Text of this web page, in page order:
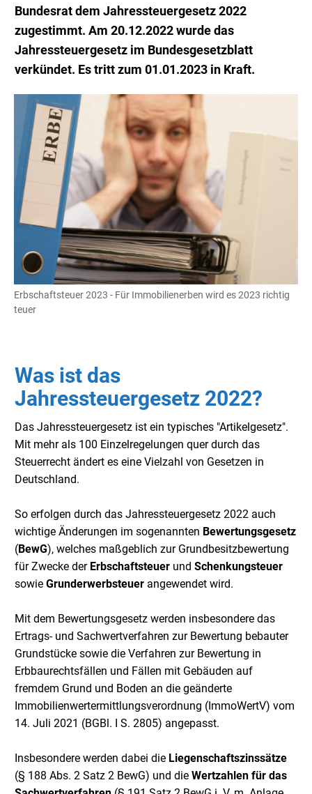
Bundesrat dem Jahressteuergesetz 2022
zugestimmt. Am 20.12.2022 wurde das
Jahressteuergesetz im Bundesgesetzblatt
verkündet. Es tritt zum 01.01.2023 in Kraft.
Erbschaftsteuer 2023 - Für Immobilienerben wird es 2023 richtig
teuer
Was ist das
Jahressteuergesetz 2022?
Das Jahressteuergesetz ist ein typisches "Artikelgesetz".
Mit mehr als 100 Einzelregelungen quer durch das
Steuerrecht ändert es eine Vielzahl von Gesetzen in
Deutschland.
So erfolgen durch das Jahressteuergesetz 2022 auch
wichtige Änderungen im sogenannten Bewertungsgesetz
(BewG), welches maßgeblich zur Grundbesitzbewertung
für Zwecke der Erbschaftsteuer und Schenkungsteuer
sowie Grunderwerbsteuer angewendet wird.
Mit dem Bewertungsgesetz werden insbesondere das
Ertrags- und Sachwertverfahren zur Bewertung bebauter
Grundstücke sowie die Verfahren zur Bewertung in
Erbbaurechtsfällen und Fällen mit Gebäuden auf
fremdem Grund und Boden an die geänderte
Immobilienwertermittlungsverordnung (ImmoWertV) vom
14. Juli 2021 (BGBl. I S. 2805) angepasst.
Insbesondere werden dabei die Liegenschaftszinssätze
(§ 188 Abs. 2 Satz 2 BewG) und die Wertzahlen für das